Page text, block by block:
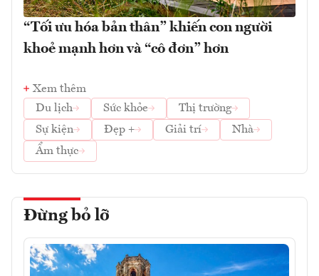
“Tối ưu hóa bản thân” khiến con người
khoẻ mạnh hơn và “cô đơn” hơn
Xem thêm
Du lịch
Sức khỏe
Thị trường
Sự kiện
Đẹp + Giải trí
Nhà
Ẩm thực
Đừng bỏ lỡ